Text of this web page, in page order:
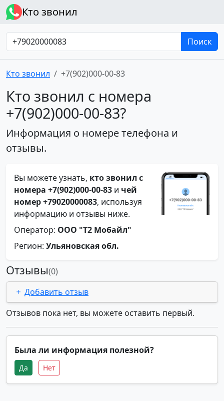
Кто звонил
Поиск
Кто звонил +7(902)000-00-83
Кто звонил с номера
+7(902)000-00-83?
Информация о номере телефона и
отзывы.
Вы можете узнать, кто звонил с
номера +7(902)000-00-83 и чей
номер +79020000083, используя
информацию и отзывы ниже.
Оператор: ООО "Т2 Мобайл"
Регион: Ульяновская обл.
Отзывы(0)
Добавить отзыв
Отзывов пока нет, вы можете оставить первый.
Была ли информация полезной?
Да Нет